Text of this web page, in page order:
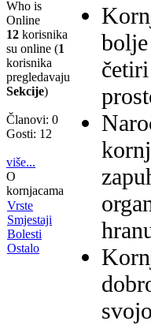
Who is
Online
12 korisnika
su online (1
korisnika
pregledavaju
Sekcije)
Članovi: 0
Gosti: 12
više...
O
kornjacama
Vrste
Smjestaji
Bolesti
Ostalo